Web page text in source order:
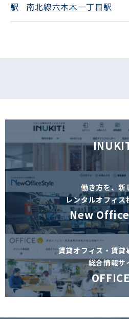
駅
南北線六本木一丁目駅
働き方を、新
レンタルオフィス
New
賃貸オフィス・賃貸
総合情報サ